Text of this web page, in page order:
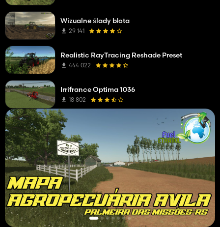
Wizualne ślady błota
29 141
Realistic RayTracing Reshade Preset
444 022
Irrifrance Optima 1036
18 802